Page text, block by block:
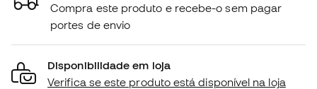
Compra este produto e recebe-o sem pagar
portes de envio
Disponibilidade em loja
Verifica se este produto está disponível na loja